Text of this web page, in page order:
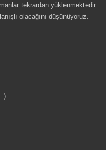
tekrardan yüklenmektedir.
olacağını düşünüyoruz.
:)